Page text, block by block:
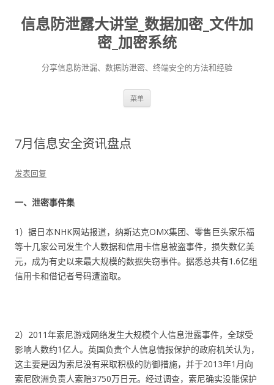
信息防泄露大讲堂_数据加密_文件加
密_加密系统
分享信息防泄漏、数据防泄密、终端安全的方法和经验
菜单
7月信息安全资讯盘点
发表回复
一、泄密事件集
1）据日本NHK网站报道，纳斯达克OMX集团、零售巨头家乐福
等十几家公司发生个人数据和信用卡信息被盗事件，损失数亿美
元，成为有史以来最大规模的数据失窃事件。据悉总共有1.6亿组
信用卡和借记者号码遭盗取。
2）2011年索尼游戏网络发生大规模个人信息泄露事件，全球受
影响人数约1亿人。英国负责个人信息情报保护的政府机关认为，
这主要是因为索尼没有采取积极的防御措施，并于2013年1月向
索尼欧洲负责人索赔3750万日元。经过调查，索尼确实没能保护